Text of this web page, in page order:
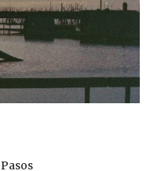
Pasos